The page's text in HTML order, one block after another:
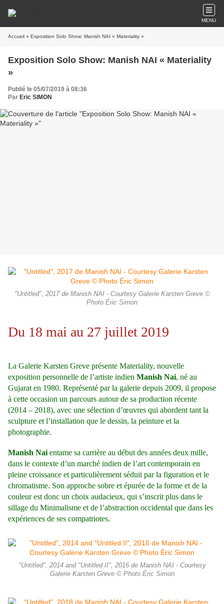
MENU
Accueil » Exposition Solo Show: Manish NAI « Materiality »
Exposition Solo Show: Manish NAI « Materiality
»
Publié le 05/07/2019 à 08:36
Par Eric SIMON
"Untitled", 2017 de Manish NAI - Courtesy Galerie Karsten Greve ©
Photo Éric Simon
Du 18 mai au 27 juillet 2019
La Galerie Karsten Greve présente Materiality, nouvelle
exposition personnelle de l’artiste indien Manish Nai, né au
Gujarat en 1980. Représenté par la galerie depuis 2009, il propose
à cette occasion un parcours autour de sa production récente
(2014 – 2018), avec une sélection d’œuvres qui abordent tant la
sculpture et l’installation que le dessin, la peinture et la
photographie.
Manish Nai entame sa carrière au début des années deux mille,
dans le contexte d’un marché indien de l’art contemporain en
pleine croissance et particulièrement séduit par la figuration et le
chromatisme. Son approche sobre et épurée de la forme et de la
couleur est donc un choix audacieux, qui s’inscrit plus dans le
sillage du Minimalisme et de l’abstraction occidental que dans les
expériences de ses compatriotes.
"Untitled", 2014 and "Untitled II", 2016 de Manish NAI - Courtesy
Galerie Karsten Greve © Photo Éric Simon